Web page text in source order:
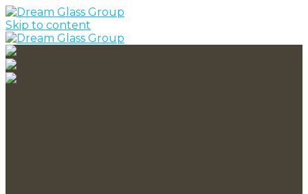
Skip to content